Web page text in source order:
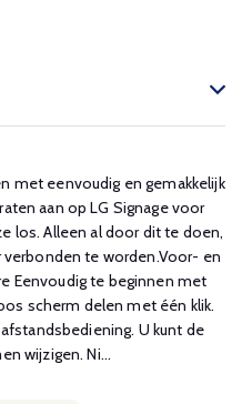
met eenvoudig en gemakkelijk
aan op LG Signage voor
los. Alleen al door dit te doen,
te worden.Voor- en
Eenvoudig te beginnen met
scherm delen met één klik.
U kunt de
wijzigen. Ni...